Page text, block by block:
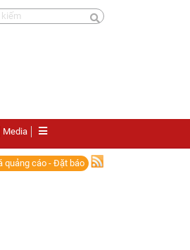
Media
quảng cáo - Đặt báo